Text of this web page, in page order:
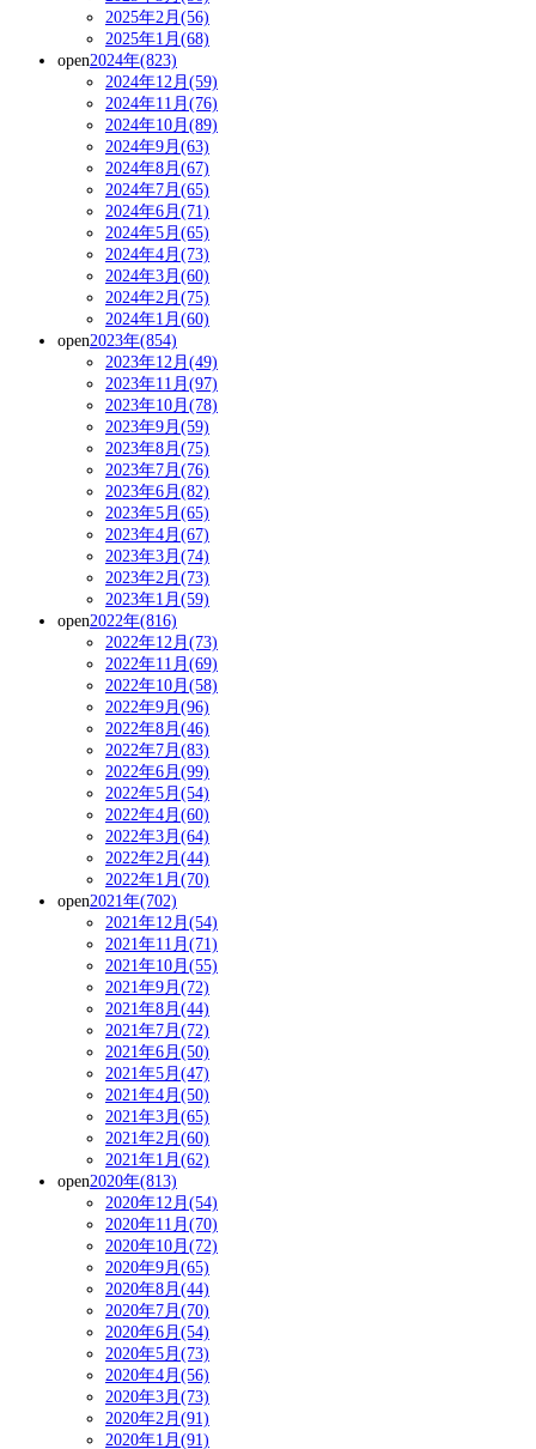
2025年2月(56)
2025年1月(68)
open2024年(823)
2024年12月(59)
2024年11月(76)
2024年10月(89)
2024年9月(63)
2024年8月(67)
2024年7月(65)
2024年6月(71)
2024年5月(65)
2024年4月(73)
2024年3月(60)
2024年2月(75)
2024年1月(60)
open2023年(854)
2023年12月(49)
2023年11月(97)
2023年10月(78)
2023年9月(59)
2023年8月(75)
2023年7月(76)
2023年6月(82)
2023年5月(65)
2023年4月(67)
2023年3月(74)
2023年2月(73)
2023年1月(59)
open2022年(816)
2022年12月(73)
2022年11月(69)
2022年10月(58)
2022年9月(96)
2022年8月(46)
2022年7月(83)
2022年6月(99)
2022年5月(54)
2022年4月(60)
2022年3月(64)
2022年2月(44)
2022年1月(70)
open2021年(702)
2021年12月(54)
2021年11月(71)
2021年10月(55)
2021年9月(72)
2021年8月(44)
2021年7月(72)
2021年6月(50)
2021年5月(47)
2021年4月(50)
2021年3月(65)
2021年2月(60)
2021年1月(62)
open2020年(813)
2020年12月(54)
2020年11月(70)
2020年10月(72)
2020年9月(65)
2020年8月(44)
2020年7月(70)
2020年6月(54)
2020年5月(73)
2020年4月(56)
2020年3月(73)
2020年2月(91)
2020年1月(91)